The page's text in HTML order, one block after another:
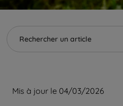
Mis à jour le 04/03/2026